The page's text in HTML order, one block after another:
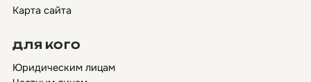
Карта сайта
ДЛЯ КОГО
Юридическим лицам